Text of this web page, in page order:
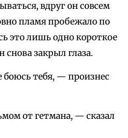
вдруг он совсем
пламя пробежало по
это лишь одно короткое
снова закрыл глаза.
тебя, — произнес
от гетмана, — сказал